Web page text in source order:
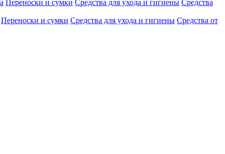
Переноски и сумки Средства для ухода и гигиены Средства
Переноски и сумки Средства для ухода и гигиены Средства от